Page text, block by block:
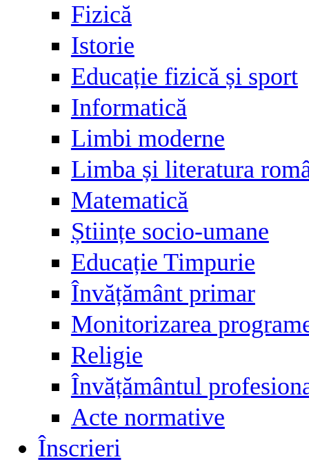
Fizică
Istorie
Educație fizică și sport
Informatică
Limbi moderne
Limba și literatura
Matematică
Științe socio-umane
Educație Timpurie
Învățământ primar
Monitorizarea
Religie
Învățământul
Acte normative
Înscrieri